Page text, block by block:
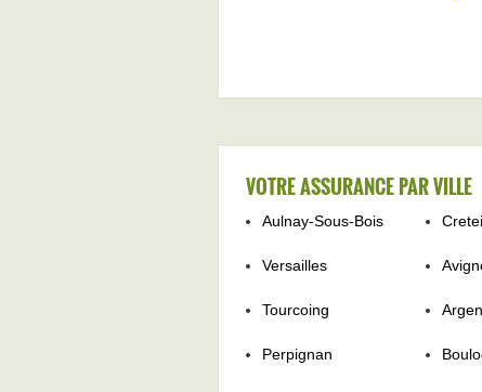
VOTRE ASSURANCE PAR VILLE
Aulnay-Sous-Bois
Versailles
Tourcoing
Perpignan